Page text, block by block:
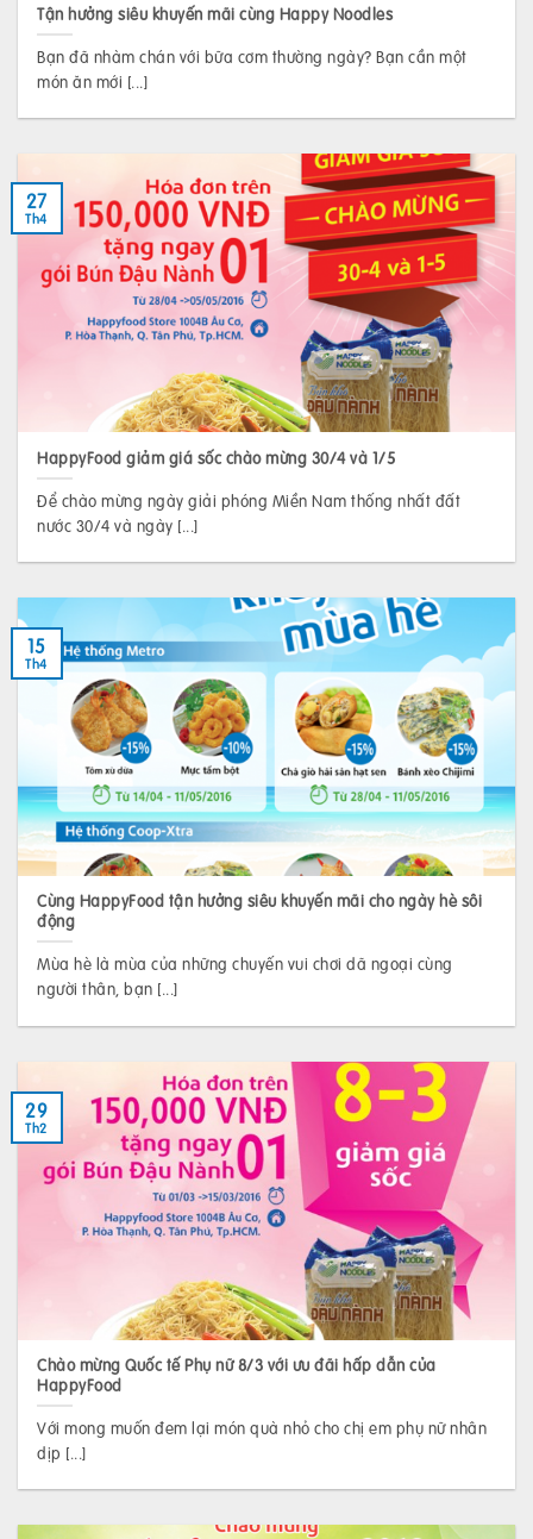
Tận hưởng siêu khuyến mãi cùng Happy Noodles
Bạn đã nhàm chán với bữa cơm thường ngày? Bạn cần một
món ăn mới [...]
HappyFood giảm giá sốc chào mừng 30/4 và 1/5
Để chào mừng ngày giải phóng Miền Nam thống nhất đất
nước 30/4 và ngày [...]
27
Th4
Cùng HappyFood tận hưởng siêu khuyến mãi cho ngày hè sôi
động
Mùa hè là mùa của những chuyến vui chơi dã ngoại cùng
người thân, bạn [...]
15
Th4
Chào mừng Quốc tế Phụ nữ 8/3 với ưu đãi hấp dẫn của
HappyFood
Với mong muốn đem lại món quà nhỏ cho chị em phụ nữ nhân
dịp [...]
29
Th2